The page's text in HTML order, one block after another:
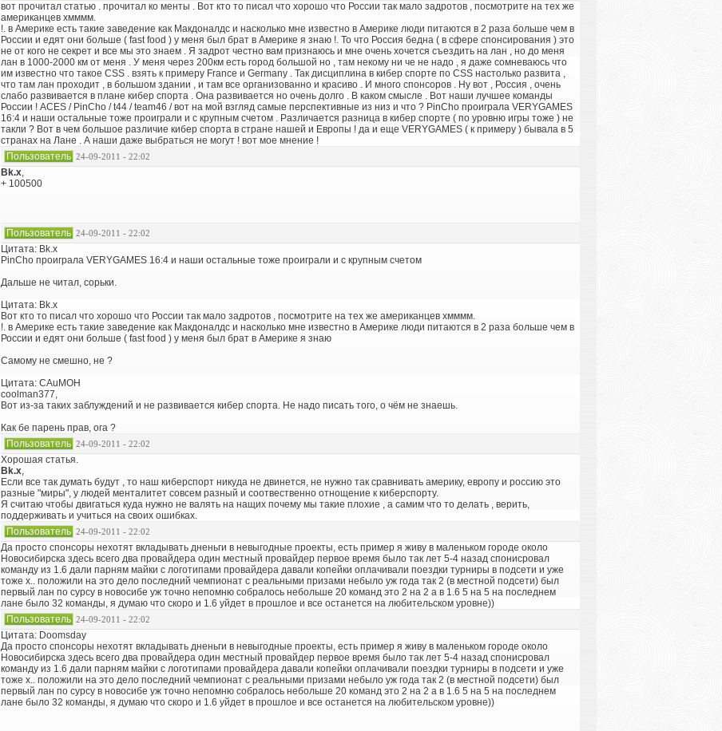
вот прочитал статью . прочитал ко менты . Вот кто то писал что хорошо что России так мало задротов , посмотрите на тех же
американцев хмммм.
!. в Америке есть такие заведение как Макдоналдс и насколько мне известно в Америке люди питаются в 2 раза больше чем в
России и едят они больше ( fast food ) у меня был брат в Америке я знаю !. То что Россия бедна ( в сфере спонсирования ) это
не от кого не секрет и все мы это знаем . Я задрот честно вам признаюсь и мне очень хочется съездить на лан , но до меня
лан в 1000-2000 км от меня . У меня через 200км есть город большой но , там некому ни че не надо , я даже сомневаюсь что
им известно что такое CSS . взять к примеру France и Germany . Так дисциплина в кибер спорте по CSS настолько развита ,
что там лан проходит , в большом здании , и там все организованно и красиво . И много спонсоров . Ну вот , Россия , очень
слабо развивается в плане кибер спорта . Она развивается но очень долго . В каком смысле . Вот наши лучшее команды
России ! ACES / PinCho / t44 / team46 / вот на мой взгляд самые перспективные из низ и что ? PinCho проиграла VERYGAMES
16:4 и наши остальные тоже проиграли и с крупным счетом . Различается разница в кибер спорте ( по уровню игры тоже ) не
такли ? Вот в чем большое различие кибер спорта в стране нашей и Европы ! да и еще VERYGAMES ( к примеру ) бывала в 5
странах на Лане . А наши даже выбраться не могут ! вот мое мнение !
Пользователь 24-09-2011 - 22:02
Bk.x,
+ 100500
Пользователь 24-09-2011 - 22:02
Цитата: Bk.x
PinCho проиграла VERYGAMES 16:4 и наши остальные тоже проиграли и с крупным счетом
Дальше не читал, сорьки.
Цитата: Bk.x
Вот кто то писал что хорошо что России так мало задротов , посмотрите на тех же американцев хмммм.
!. в Америке есть такие заведение как Макдоналдс и насколько мне известно в Америке люди питаются в 2 раза больше чем в
России и едят они больше ( fast food ) у меня был брат в Америке я знаю
Самому не смешно, не ?
Цитата: CAuMOH
coolman377,
Вот из-за таких заблуждений и не развивается кибер спорта. Не надо писать того, о чём не знаешь.
Как бе парень прав, ога ?
Пользователь 24-09-2011 - 22:02
Хорошая статья.
Bk.x,
Если все так думать будут , то наш киберспорт никуда не двинется, не нужно так сравнивать америку, европу и россию это
разные "миры", у людей менталитет совсем разный и соотвественно отнощение к киберспорту.
Я считаю чтобы двигаться куда нужно не валять на нащих почему мы такие плохие , а самим что то делать , верить,
поддерживать и учиться на своих ошибках.
Пользователь 24-09-2011 - 22:02
Да просто спонсоры нехотят вкладывать дненьги в невыгодные проекты, есть пример я живу в маленьком городе около
Новосибирска здесь всего два провайдера один местный провайдер первое время было так лет 5-4 назад спонисровал
команду из 1.6 дали парням майки с логотипами провайдера давали копейки оплачивали поездки турниры в подсети и уже
тоже х.. положили на это дело последний чемпионат с реальными призами небыло уж года так 2 (в местной подсети) был
первый лан по сурсу в новосибе уж точно непомню собралось небольше 20 команд это 2 на 2 а в 1.6 5 на 5 на последнем
лане было 32 команды, я думаю что скоро и 1.6 уйдет в прошлое и все останется на любительском уровне))
Пользователь 24-09-2011 - 22:02
Цитата: Doomsday
Да просто спонсоры нехотят вкладывать дненьги в невыгодные проекты, есть пример я живу в маленьком городе около
Новосибирска здесь всего два провайдера один местный провайдер первое время было так лет 5-4 назад спонисровал
команду из 1.6 дали парням майки с логотипами провайдера давали копейки оплачивали поездки турниры в подсети и уже
тоже х.. положили на это дело последний чемпионат с реальными призами небыло уж года так 2 (в местной подсети) был
первый лан по сурсу в новосибе уж точно непомню собралось небольше 20 команд это 2 на 2 а в 1.6 5 на 5 на последнем
лане было 32 команды, я думаю что скоро и 1.6 уйдет в прошлое и все останется на любительском уровне))